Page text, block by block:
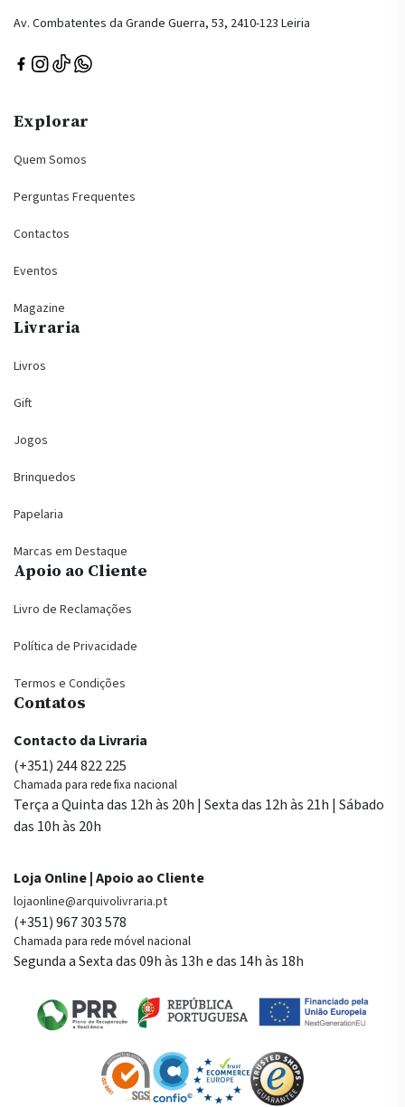
Av. Combatentes da Grande Guerra, 53, 2410-123 Leiria
Explorar
Quem Somos
Perguntas Frequentes
Contactos
Eventos
Magazine
Livraria
Livros
Gift
Jogos
Brinquedos
Papelaria
Marcas em Destaque
Apoio ao Cliente
Livro de Reclamações
Política de Privacidade
Termos e Condições
Contatos
Contacto da Livraria
(+351) 244 822 225
Chamada para rede fixa nacional
Terça a Quinta das 12h às 20h | Sexta das 12h às 21h | Sábado
das 10h às 20h
Loja Online | Apoio ao Cliente
lojaonline@arquivolivraria.pt
(+351) 967 303 578
Chamada para rede móvel nacional
Segunda a Sexta das 09h às 13h e das 14h às 18h